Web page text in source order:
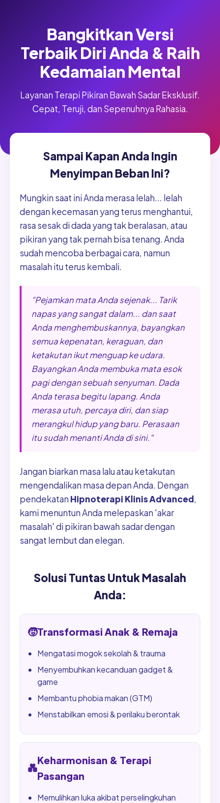
Bangkitkan Versi
Terbaik Diri Anda & Raih
Kedamaian Mental
Layanan Terapi Pikiran Bawah Sadar Eksklusif.
Cepat, Teruji, dan Sepenuhnya Rahasia.
Sampai Kapan Anda Ingin
Menyimpan Beban Ini?
Mungkin saat ini Anda merasa lelah... lelah
dengan kecemasan yang terus menghantui,
rasa sesak di dada yang tak beralasan, atau
pikiran yang tak pernah bisa tenang. Anda
sudah mencoba berbagai cara, namun
masalah itu terus kembali.
"Pejamkan mata Anda sejenak... Tarik
napas yang sangat dalam... dan saat
Anda menghembuskannya, bayangkan
semua kepenatan, keraguan, dan
ketakutan ikut menguap ke udara.
Bayangkan Anda membuka mata esok
pagi dengan sebuah senyuman. Dada
Anda terasa begitu lapang. Anda
merasa utuh, percaya diri, dan siap
merangkul hidup yang baru. Perasaan
itu sudah menanti Anda di sini."
Jangan biarkan masa lalu atau ketakutan
mengendalikan masa depan Anda. Dengan
pendekatan Hipnoterapi Klinis Advanced,
kami menuntun Anda melepaskan 'akar
masalah' di pikiran bawah sadar dengan
sangat lembut dan elegan.
Solusi Tuntas Untuk Masalah
Anda:
🧒Transformasi Anak & Remaja
Mengatasi mogok sekolah & trauma
Menyembuhkan kecanduan gadget &
game
Membantu phobia makan (GTM)
Menstabilkan emosi & perilaku berontak
💑
Keharmonisan & Terapi
Pasangan
Memulihkan luka akibat perselingkuhan